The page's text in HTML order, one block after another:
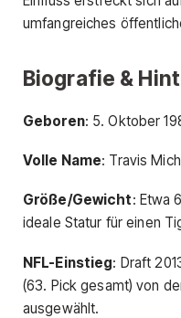
umfangreiches
Biografie &
Geboren: 5. Oktober
Volle Name: Travis
Größe/Gewicht: Etwa
ideale Statur für einen
NFL-Einstieg: Draft
(63. Pick gesamt) von
ausgewählt.